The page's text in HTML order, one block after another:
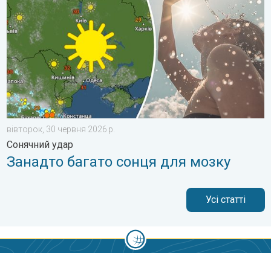
вівторок, 30 червня 2026 р.
Сонячний удар
Занадто багато сонця для мозку
Усі статті